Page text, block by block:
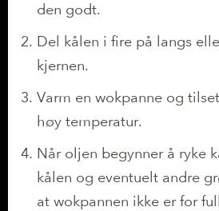
den godt.
Del kålen i fire på langs
kjernen.
Varm en wokpanne og
høy temperatur.
Når oljen begynner å ryke
kålen og eventuelt andre
at wokpannen ikke er for